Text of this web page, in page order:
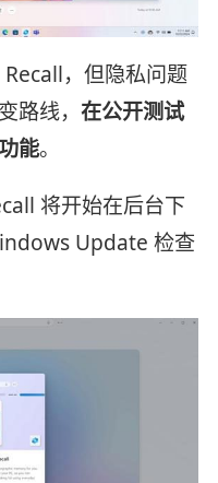
，但隐私问题
路线， 在公开测试
能。
将开始在后台下
Update 检查